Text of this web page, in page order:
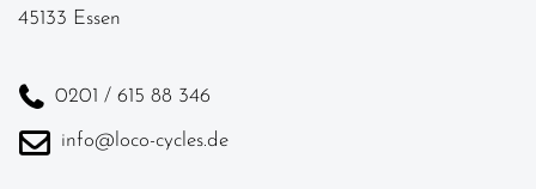
45133 Essen
0201 / 615 88 346
info@loco-cycles.de